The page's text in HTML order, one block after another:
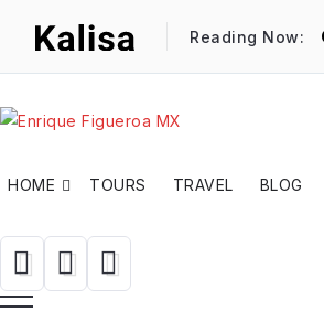
Reading Now:
Hot Items Charlas al calor del café
HOME TOURS TRAVEL BLOG